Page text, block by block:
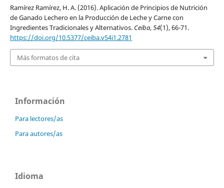
Ramírez Ramírez, H. A. (2016). Aplicación de Principios de Nutrición
de Ganado Lechero en la Producción de Leche y Carne con
Ingredientes Tradicionales y Alternativos. Ceiba,54(1), 66-71.
https://doi.org/10.5377/ceiba.v54i1.2781
Más formatos de cita
Información
Para lectores/as
Para autores/as
Idioma